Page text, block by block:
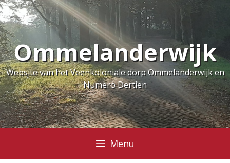
Ga
naar
de
inhoudOmmelanderwijk
Website van het Veenkoloniale dorp Ommelanderwijk en
Numero Dertien
Menu